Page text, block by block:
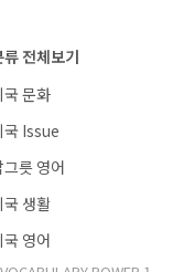
류 전체보기
국 문화
국 Issue
그릇 영어
국 생활
국 영어